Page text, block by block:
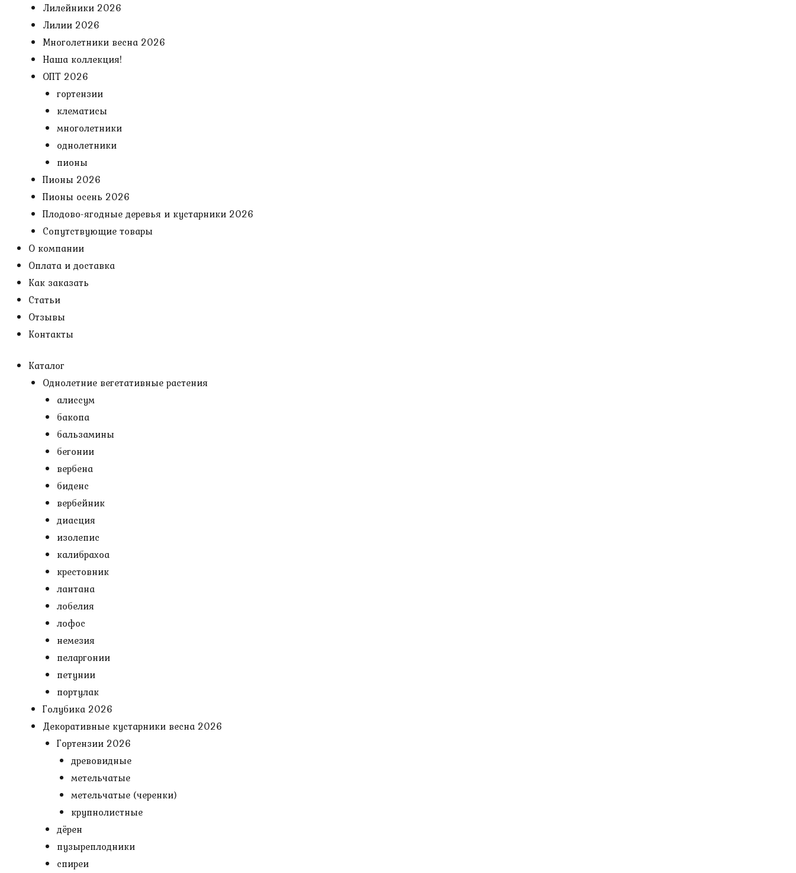
Лилейники 2026
Лилии 2026
Многолетники весна 2026
Наша коллекция!
ОПТ 2026
гортензии
клематисы
многолетники
однолетники
пионы
Пионы 2026
Пионы осень 2026
Плодово-ягодные деревья и кустарники 2026
Сопутствующие товары
О компании
Оплата и доставка
Как заказать
Статьи
Отзывы
Контакты
Каталог
Однолетние вегетативные растения
алиссум
бакопа
бальзамины
бегонии
вербена
биденс
вербейник
диасция
изолепис
калибрахоа
крестовник
лантана
лобелия
лофос
немезия
пеларгонии
петунии
портулак
Голубика 2026
Декоративные кустарники весна 2026
Гортензии 2026
древовидные
метельчатые
метельчатые (черенки)
крупнолистные
дёрен
пузыреплодники
спиреи